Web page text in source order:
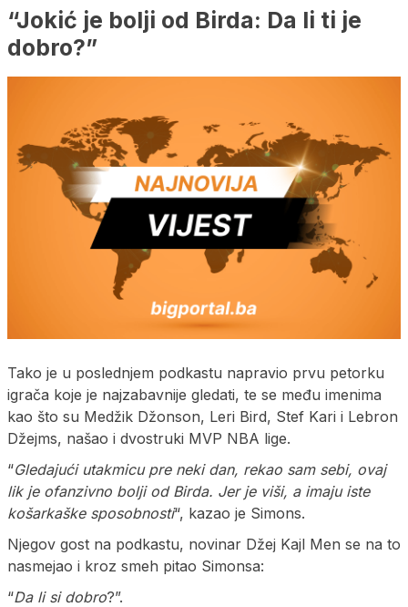
“Jokić je bolji od Birda: Da li ti je
dobro?”
Tako je u poslednjem podkastu napravio prvu petorku
igrača koje je najzabavnije gledati, te se među imenima
kao što su Medžik Džonson, Leri Bird, Stef Kari i Lebron
Džejms, našao i dvostruki MVP NBA lige.
“Gledajući utakmicu pre neki dan, rekao sam sebi, ovaj
lik je ofanzivno bolji od Birda. Jer je viši, a imaju iste
košarkaške sposobnosti“, kazao je Simons.
Njegov gost na podkastu, novinar Džej Kajl Men se na to
nasmejao i kroz smeh pitao Simonsa:
“Da li si dobro?”.